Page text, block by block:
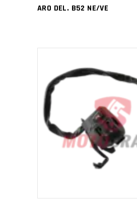
ARO DEL. B52 NE/VE
AÑADIR AL CARRITO